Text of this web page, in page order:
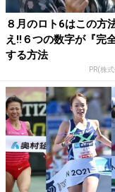
８月のロト6はこの方
え!!６つの数字が『完
する方法
PR(株